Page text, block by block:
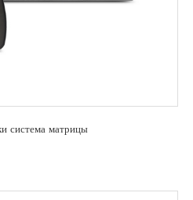
система матрицы